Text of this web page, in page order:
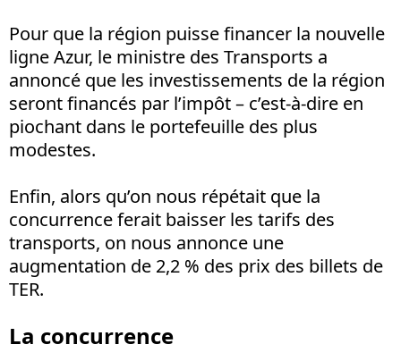
Pour que la région puisse financer la nouvelle
ligne Azur, le ministre des Transports a
annoncé que les investissements de la région
seront financés par l’impôt – c’est-à-dire en
piochant dans le portefeuille des plus
modestes.
Enfin, alors qu’on nous répétait que la
concurrence ferait baisser les tarifs des
transports, on nous annonce une
augmentation de 2,2 % des prix des billets de
TER.
La concurrence